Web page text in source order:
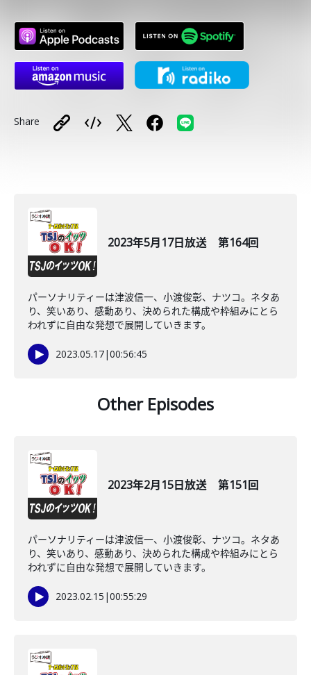
Share
2023年5月17日放送 第164回
パーソナリティーは津波信一、小渡俊彰、ナツコ。ネタあ
り、笑いあり、感動あり、決められた構成や枠組みにとら
われずに自由な発想で展開していきます。
2023.05.17|00:56:45
Other Episodes
2023年2月15日放送 第151回
パーソナリティーは津波信一、小渡俊彰、ナツコ。ネタあ
り、笑いあり、感動あり、決められた構成や枠組みにとら
われずに自由な発想で展開していきます。
2023.02.15 |00:55:29